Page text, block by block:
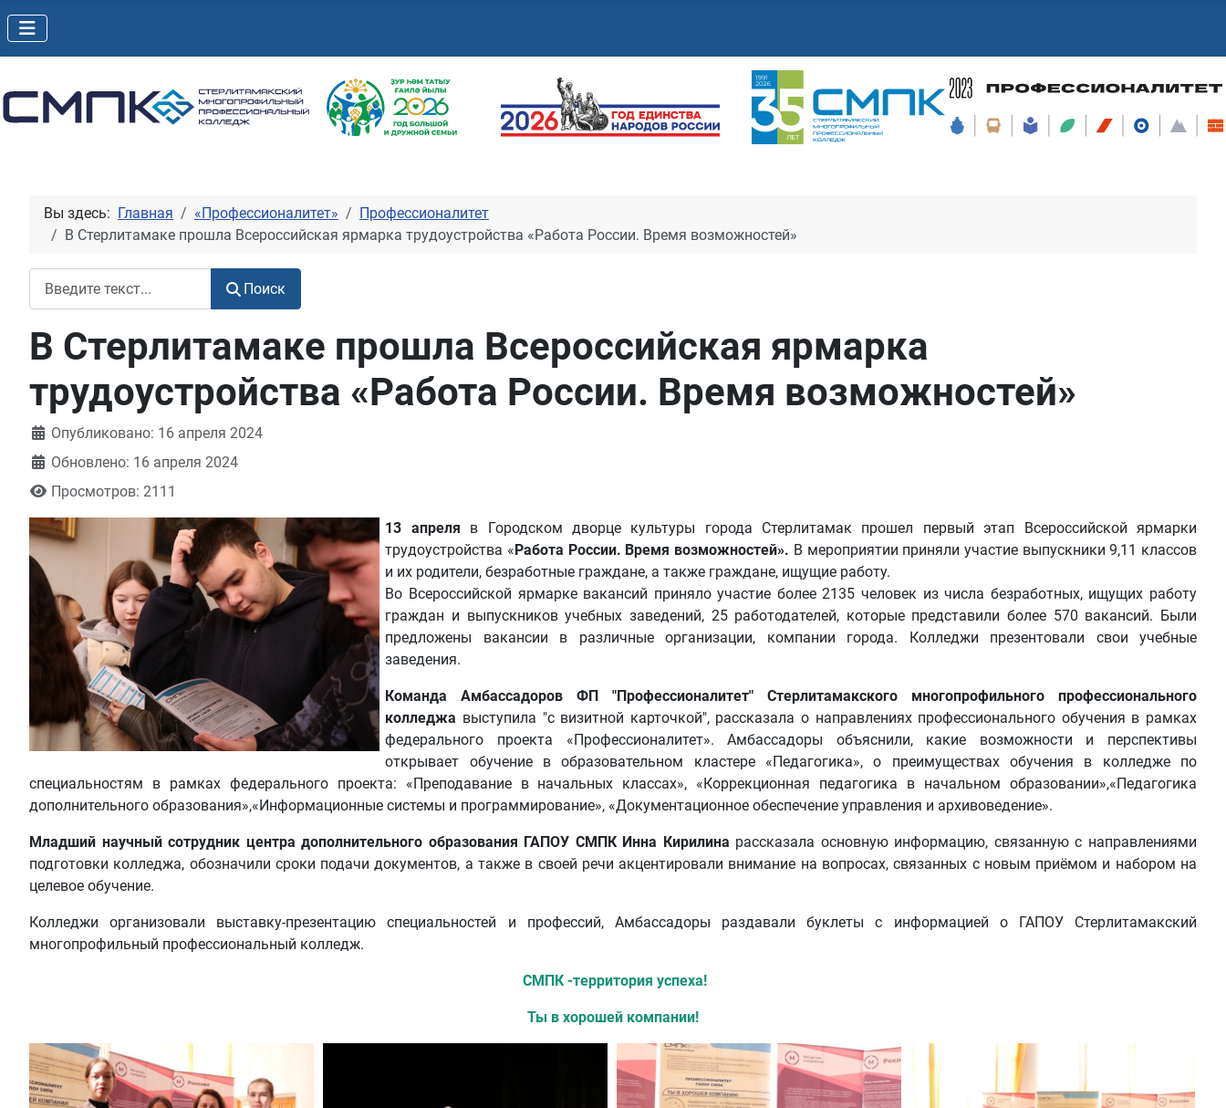
Вы здесь: Главная «Профессионалитет»
Профессионалитет
В Стерлитамаке прошла Всероссийская ярмарка трудоустройства «Работа России. Время возможностей»
Поиск
В Стерлитамаке прошла Всероссийская ярмарка
трудоустройства «Работа России. Время возможностей»
Информация о материале
Опубликовано: 16 апреля 2024
Обновлено: 16 апреля 2024
Просмотров: 2111
13 апреля в Городском дворце культуры города Стерлитамак прошел первый этап Всероссийской ярмарки
трудоустройства « Работа России. Время возможностей». В мероприятии приняли участие выпускники 9,11 классов
и их родители, безработные граждане, а также граждане, ищущие работу.
Во Всероссийской ярмарке вакансий приняло участие более 2135 человек из числа безработных, ищущих работу
граждан и выпускников учебных заведений, 25 работодателей, которые представили более 570 вакансий. Были
предложены вакансии в различные организации, компании города. Колледжи презентовали свои учебные
заведения.
Команда Амбассадоров ФП "Профессионалитет" Стерлитамакского многопрофильного профессионального
колледжа выступила "с визитной карточкой", рассказала о направлениях профессионального обучения в рамках
федерального проекта «Профессионалитет». Амбассадоры объяснили, какие возможности и перспективы
открывает обучение в образовательном кластере «Педагогика», о преимуществах обучения в колледже по
специальностям в рамках федерального проекта: «Преподавание в начальных классах», «Коррекционная педагогика в начальном образовании»,«Педагогика
дополнительного образования»,«Информационные системы и программирование», «Документационное обеспечение управления и архивоведение».
Младший научный сотрудник центра дополнительного образования ГАПОУ СМПК Инна Кирилина рассказала основную информацию, связанную с направлениями
подготовки колледжа, обозначили сроки подачи документов, а также в своей речи акцентировали внимание на вопросах, связанных с новым приёмом и набором на
целевое обучение.
Колледжи организовали выставку-презентацию специальностей и профессий, Амбассадоры раздавали буклеты с информацией о ГАПОУ Стерлитамакский
многопрофильный профессиональный колледж.
СМПК -территория успеха!
Ты в хорошей компании!